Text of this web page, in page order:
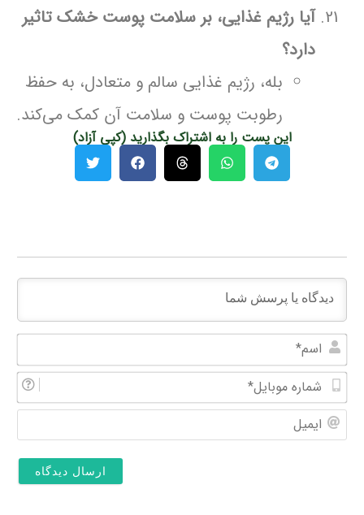
آیا رژیم غذایی، بر سلامت پوست خشک تاثیر
دارد؟
بله، رژیم غذایی سالم و متعادل، به حفظ
رطوبت پوست و سلامت آن کمک می‌کند.
این پست را به اشتراک بگذارید (کپی آزاد)